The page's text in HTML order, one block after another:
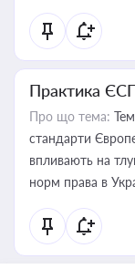
Практика
Про що тема:
стандарти
впливають на
норм права в